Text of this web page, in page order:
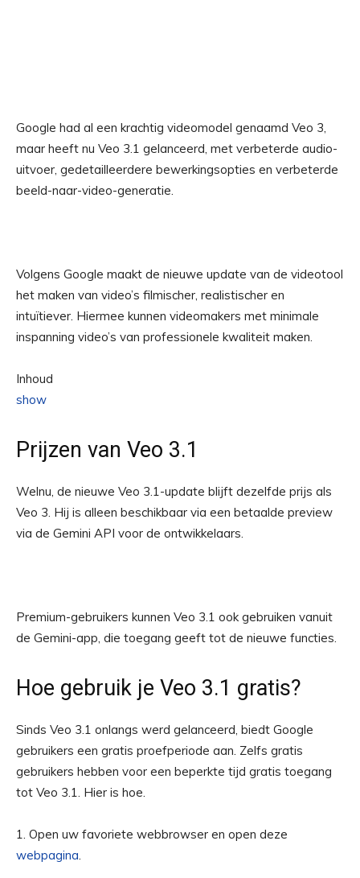
Google had al een krachtig videomodel genaamd Veo 3,
maar heeft nu Veo 3.1 gelanceerd, met verbeterde audio-
uitvoer, gedetailleerdere bewerkingsopties en verbeterde
beeld-naar-video-generatie.
Volgens Google maakt de nieuwe update van de videotool
het maken van video’s filmischer, realistischer en
intuïtiever. Hiermee kunnen videomakers met minimale
inspanning video’s van professionele kwaliteit maken.
Inhoud
show
Prijzen van Veo 3.1
Welnu, de nieuwe Veo 3.1-update blijft dezelfde prijs als
Veo 3. Hij is alleen beschikbaar via een betaalde preview
via de Gemini API voor de ontwikkelaars.
Premium-gebruikers kunnen Veo 3.1 ook gebruiken vanuit
de Gemini-app, die toegang geeft tot de nieuwe functies.
Hoe gebruik je Veo 3.1 gratis?
Sinds Veo 3.1 onlangs werd gelanceerd, biedt Google
gebruikers een gratis proefperiode aan. Zelfs gratis
gebruikers hebben voor een beperkte tijd gratis toegang
tot Veo 3.1. Hier is hoe.
1. Open uw favoriete webbrowser en open deze
webpagina.